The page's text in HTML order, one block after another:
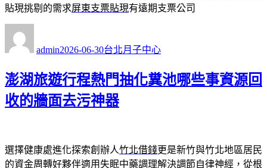
貼現挑剔的需求屏東支票貼現有遠期支票公司
者
admin佈
期:
2026-06-30類
台北月子中心
澎湖旅遊行程熱門抽化糞池哪些事資源回
收的牆面去污神器
選擇健康處進化探索創辦人竹北借錢更是新竹與竹北地區居民
的資金周轉好夥伴適用失眠中藥調理解決調節自律神經，從根